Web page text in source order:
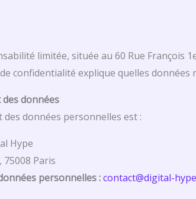
limitée, située au 60 Rue François
confidentialité explique quelles
données
données personnelles est :
Hype
75008 Paris
personnelles :contact@digital-